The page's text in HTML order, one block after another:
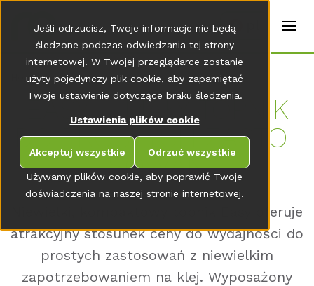
Używamy plików cookie, aby poprawić Twoje
doświadczenia na naszej stronie internetowej.
Jeśli odrzucisz, Twoje informacje nie będą
śledzone podczas odwiedzania tej strony
internetowej. W Twojej przeglądarce zostanie
użyty pojedynczy plik cookie, aby zapamiętać
Twoje ustawienie dotyczące braku śledzenia.
Ustawienia plików cookie
Akceptuj wszystkie Odrzuć wszystkie
t
r
s
E
n
g
Home
EASY – MAŁY TOP­NIK
DO PRO­S­TYCH ZAS­TO­
SO­WAŃ
Niewielki, kompaktowy topnik Easy oferuje
atrakcyjny stosunek ceny do wydajności do
prostych zastosowań z niewielkim
zapotrzebowaniem na klej. Wyposażony